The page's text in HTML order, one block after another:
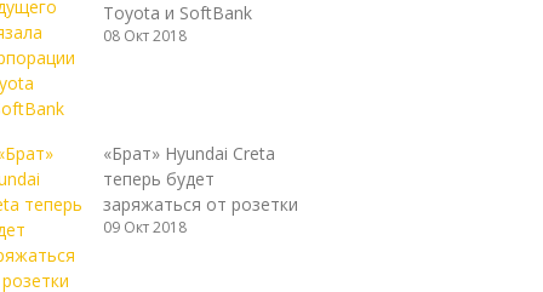
Toyota и SoftBank
08 Окт 2018
«Брат» Hyundai Creta
теперь будет
заряжаться от розетки
09 Окт 2018